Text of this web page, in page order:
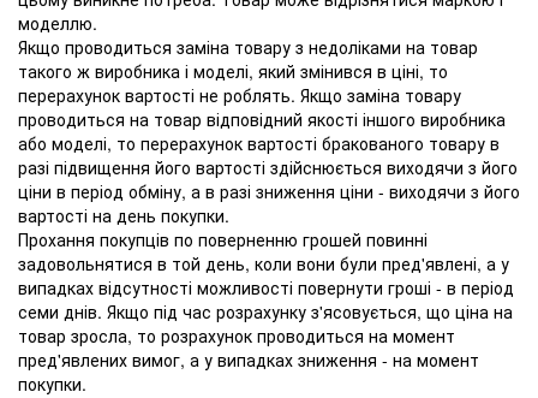
моделлю.
Якщо проводиться заміна товару з недоліками на товар
такого ж виробника і моделі, який змінився в ціні, то
перерахунок вартості не роблять. Якщо заміна товару
проводиться на товар відповідний якості іншого виробника
або моделі, то перерахунок вартості бракованого товару в
разі підвищення його вартості здійснюється виходячи з його
ціни в період обміну, а в разі зниження ціни - виходячи з його
вартості на день покупки.
Прохання покупців по поверненню грошей повинні
задовольнятися в той день, коли вони були пред'явлені, а у
випадках відсутності можливості повернути гроші - в період
семи днів. Якщо під час розрахунку з'ясовується, що ціна на
товар зросла, то розрахунок проводиться на момент
пред'явлених вимог, а у випадках зниження - на момент
покупки.